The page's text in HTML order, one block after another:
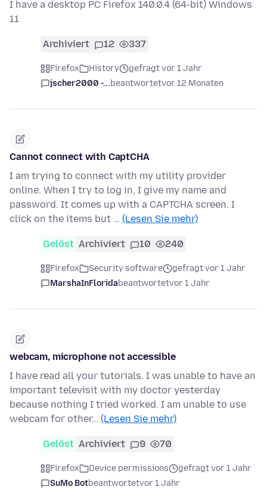
I have a desktop PC Firefox 140.0.4 (64-bit) Windows
11
Archiviert 12 337
Firefox History
gefragt vor 1 Jahr
jscher2000 -...beantwortetvor 12 Monaten
Cannot connect with CaptCHA
I am trying to connect with my utility provider
online. When I try to log in, I give my name and
password. It comes up with a CAPTCHA screen. I
click on the items but … (Lesen Sie mehr)
Gelöst Archiviert 10 240
Firefox Security software
gefragt vor 1 Jahr
MarshaInFloridabeantwortetvor 1 Jahr
webcam, microphone not accessible
I have read all your tutorials. I was unable to have an
important televisit with my doctor yesterday
because nothing I tried worked. I am unable to use
webcam for other… (Lesen Sie mehr)
Gelöst Archiviert 9 70
Firefox Device permissions
gefragt vor 1 Jahr
SuMo Botbeantwortetvor 1 Jahr